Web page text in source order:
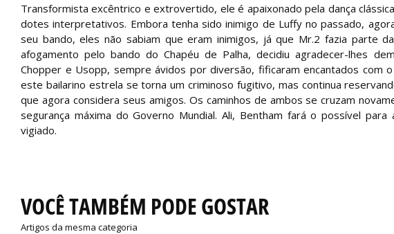
Transformista excêntrico e extrovertido, ele é apaixonado pela dança
dotes interpretativos. Embora tenha sido inimigo de Luffy no passado,
seu bando, eles não sabiam que eram inimigos, já que Mr.2 fazia parte
afogamento pelo bando do Chapéu de Palha, decidiu agradecer-lhes
Chopper e Usopp, sempre ávidos por diversão, fificaram encantados com
este bailarino estrela se torna um criminoso fugitivo, mas continua
que agora considera seus amigos. Os caminhos de ambos se cruzam
segurança máxima do Governo Mundial. Ali, Bentham fará o possível
vigiado.
VOCÊ TAMBÉM PODE GOSTAR
Artigos da mesma categoria